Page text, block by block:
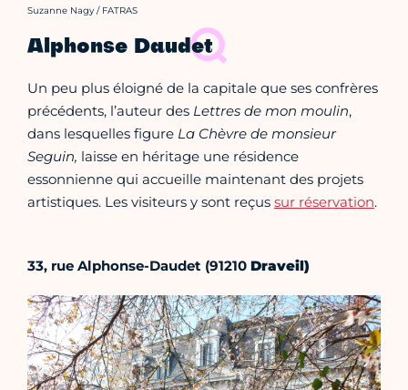
Crédit photo :
Suzanne Nagy / FATRAS
Alphonse Daudet
Un peu plus éloigné de la capitale que ses confrères
précédents, l’auteur des Lettres de mon moulin,
dans lesquelles figure La Chèvre de monsieur
Seguin, laisse en héritage une résidence
essonnienne qui accueille maintenant des projets
artistiques. Les visiteurs y sont reçus sur réservation.
33, rue Alphonse-Daudet (91210 Draveil)